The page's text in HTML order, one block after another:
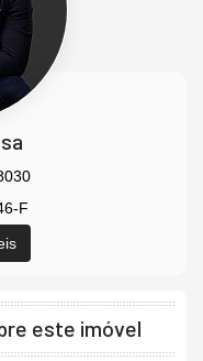
F
este imóvel